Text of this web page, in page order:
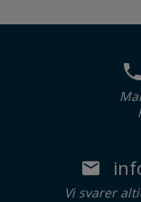
Vi svarer